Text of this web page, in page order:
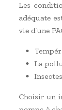
Les
adéquate
vie d’une
La
Choisir un